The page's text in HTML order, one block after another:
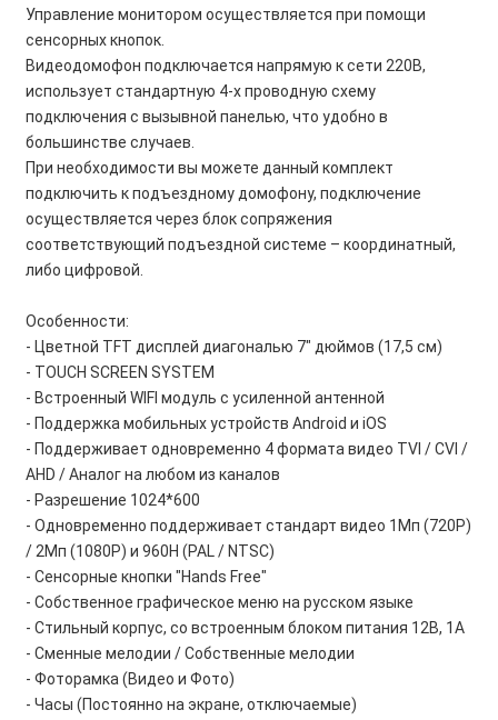
Управление монитором осуществляется при помощи
сенсорных кнопок.
Видеодомофон подключается напрямую к сети 220В,
использует стандартную 4-х проводную схему
подключения с вызывной панелью, что удобно в
большинстве случаев.
При необходимости вы можете данный комплект
подключить к подъездному домофону, подключение
осуществляется через блок сопряжения
соответствующий подъездной системе – координатный,
либо цифровой.
Особенности:
- Цветной TFT дисплей диагональю 7" дюймов (17,5 см)
- TOUCH SCREEN SYSTEM
- Встроенный WIFI модуль с усиленной антенной
- Поддержка мобильных устройств Android и iOS
- Поддерживает одновременно 4 формата видео TVI / CVI /
AHD / Аналог на любом из каналов
- Разрешение 1024*600
- Одновременно поддерживает стандарт видео 1Мп (720P)
/ 2Мп (1080P) и 960H (PAL / NTSC)
- Сенсорные кнопки "Hands Free"
- Собственное графическое меню на русском языке
- Стильный корпус, со встроенным блоком питания 12В, 1А
- Сменные мелодии / Собственные мелодии
- Фоторамка (Видео и Фото)
- Часы (Постоянно на экране, отключаемые)